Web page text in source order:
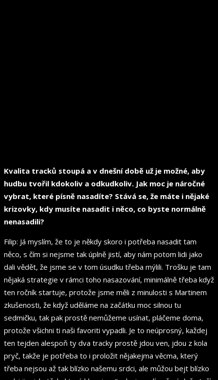
Kvalita tracků stoupá a v dnešní době už je možné, aby
hudbu tvořil kdokoliv a odkudkoliv. Jak moc je náročné
vybrat, které písně nasadíte? Stává se, že máte i nějaké
krizovky, kdy musíte nasadit i něco, co byste normálně
nenasadili?
Filip: Já myslím, že to je někdy skoro i potřeba nasadit tam
něco, s čím si nejsme tak úplně jistí, aby nám potom lidi jako
dali vědět, že jsme se v tom úsudku třeba mýlili. Trošku je tam
nějaká strategie v rámci toho nasazování, minimálně třeba když
ten ročník startuje, protože jsme měli z minulosti s Martinem
zkušenosti, že když uděláme na začátku moc silnou tu
sedmičku, tak pak prostě nemůžeme usínat, pláčeme doma,
protože všichni ti naši favoriti vypadli. Je to neúprosný, každej
ten tejden alespoň ty dva tracky prostě jdou ven, jdou z kola
pryč, takže je potřeba to i proložit nějakejma věcma, který
třeba nejsou až tak blízko našemu srdci, ale můžou bejt blízko